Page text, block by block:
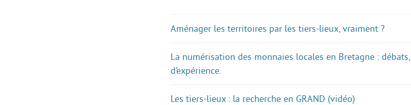
Aménager les territoires par les tiers-lieux, vraiment ?
La numérisation des monnaies locales en Bretagne :
d’expérience.
Les tiers-lieux : la recherche en GRAND (vidéo)